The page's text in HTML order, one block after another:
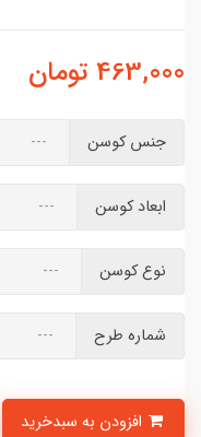
463,000 تومان
جنس کوسن
ابعاد کوسن
نوع کوسن
شماره طرح